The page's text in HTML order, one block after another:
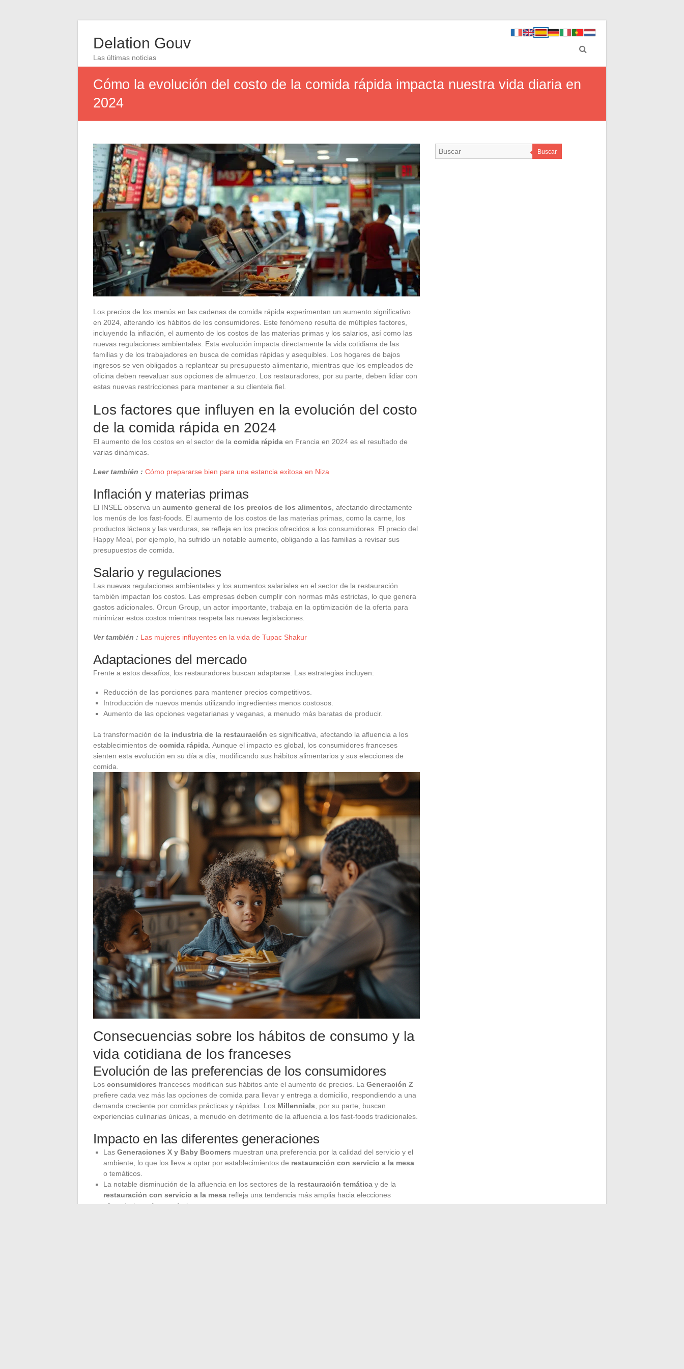
Delation Gouv
Las últimas noticias
Cómo la evolución del costo de la comida rápida impacta nuestra vida diaria en
2024
Los precios de los menús en las cadenas de comida rápida experimentan un aumento significativo
en 2024, alterando los hábitos de los consumidores. Este fenómeno resulta de múltiples factores,
incluyendo la inflación, el aumento de los costos de las materias primas y los salarios, así como las
nuevas regulaciones ambientales. Esta evolución impacta directamente la vida cotidiana de las
familias y de los trabajadores en busca de comidas rápidas y asequibles. Los hogares de bajos
ingresos se ven obligados a replantear su presupuesto alimentario, mientras que los empleados de
oficina deben reevaluar sus opciones de almuerzo. Los restauradores, por su parte, deben lidiar con
estas nuevas restricciones para mantener a su clientela fiel.
Los factores que influyen en la evolución del costo
de la comida rápida en 2024
El aumento de los costos en el sector de la comida rápida en Francia en 2024 es el resultado de
varias dinámicas.
Leer también : Cómo prepararse bien para una estancia exitosa en Niza
Inflación y materias primas
El INSEE observa un aumento general de los precios de los alimentos , afectando directamente
los menús de los fast-foods. El aumento de los costos de las materias primas, como la carne, los
productos lácteos y las verduras, se refleja en los precios ofrecidos a los consumidores. El precio del
Happy Meal, por ejemplo, ha sufrido un notable aumento, obligando a las familias a revisar sus
presupuestos de comida.
Salario y regulaciones
Las nuevas regulaciones ambientales y los aumentos salariales en el sector de la restauración
también impactan los costos. Las empresas deben cumplir con normas más estrictas, lo que genera
gastos adicionales. Orcun Group, un actor importante, trabaja en la optimización de la oferta para
minimizar estos costos mientras respeta las nuevas legislaciones.
Ver también : Las mujeres influyentes en la vida de Tupac Shakur
Adaptaciones del mercado
Frente a estos desafíos, los restauradores buscan adaptarse. Las estrategias incluyen:
Reducción de las porciones para mantener precios competitivos.
Introducción de nuevos menús utilizando ingredientes menos costosos.
Aumento de las opciones vegetarianas y veganas, a menudo más baratas de producir.
La transformación de la industria de la restauración es significativa, afectando la afluencia a los
establecimientos de comida rápida . Aunque el impacto es global, los consumidores franceses
sienten esta evolución en su día a día, modificando sus hábitos alimentarios y sus elecciones de
comida.
Consecuencias sobre los hábitos de consumo y la
vida cotidiana de los franceses
Evolución de las preferencias de los consumidores
Los consumidores franceses modifican sus hábitos ante el aumento de precios. La Generación Z
prefiere cada vez más las opciones de comida para llevar y entrega a domicilio, respondiendo a una
demanda creciente por comidas prácticas y rápidas. Los Millennials , por su parte, buscan
experiencias culinarias únicas, a menudo en detrimento de la afluencia a los fast-foods tradicionales.
Impacto en las diferentes generaciones
Las Generaciones X y Baby Boomers muestran una preferencia por la calidad del servicio y el
ambiente, lo que los lleva a optar por establecimientos de restauración con servicio a la mesa
o temáticos.
La notable disminución de la afluencia en los sectores de la restauración temática y de la
restauración con servicio a la mesa refleja una tendencia más amplia hacia elecciones
alimentarias más económicas.
Buscar